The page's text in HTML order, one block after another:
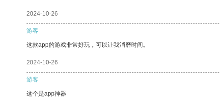
2024-10-26
游客
这款app的游戏非常好玩，可以让我消磨时间。
2024-10-26
游客
这个是app神器